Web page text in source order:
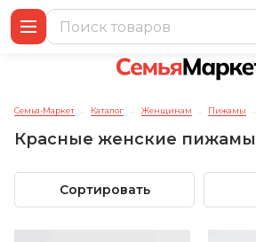
Семья-Маркет → Каталог → Женщинам → Пижамы →
Красные женские пижамы
Сортировать